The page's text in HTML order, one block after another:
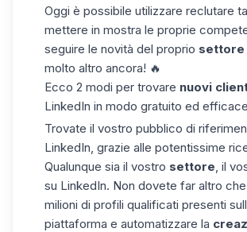
Oggi è possibile utilizzare reclutare
mettere in mostra le proprie
seguire le novità del proprio settore
molto altro ancora! 🔥
Ecco 2 modi per trovare nuovi
LinkedIn in modo gratuito ed
Trovate il vostro pubblico di
LinkedIn, grazie alle potentissime
Qualunque sia il vostro settore , il
su LinkedIn. Non dovete far altro
milioni di profili qualificati presenti
piattaforma e automatizzare la